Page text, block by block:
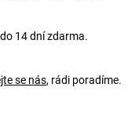
14 dní zdarma.
se nás, rádi poradíme.